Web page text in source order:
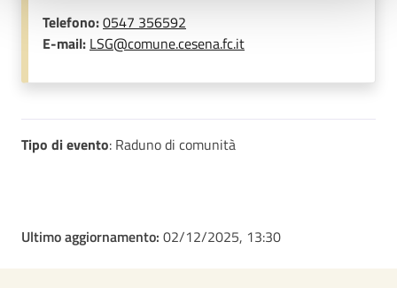
Telefono:0547 356592
E-mail: LSG@comune.cesena.fc.it
Tipo di evento: Raduno di comunità
Ultimo aggiornamento: 02/12/2025, 13:30